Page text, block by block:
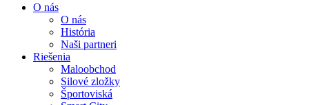
O nás
O nás
História
Naši partneri
Riešenia
Maloobchod
Silové zložky
Športoviská